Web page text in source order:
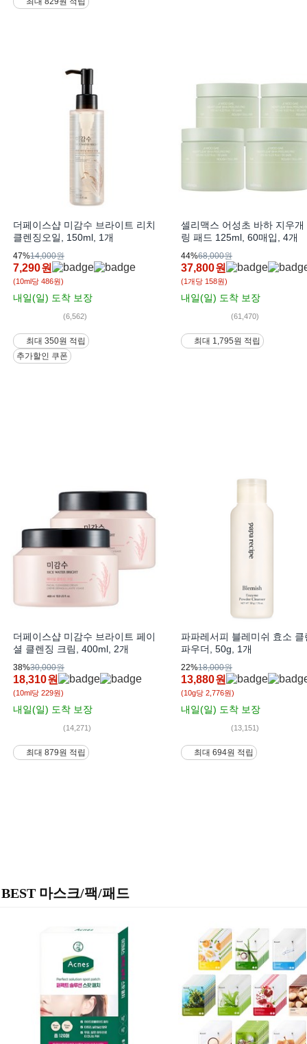
더페이스샵 미감수 브라이트 리치
클렌징오일, 150ml, 1개
47%14,000원
7,290원
(10ml당 486원)
내일(일) 도착 보장
(6,562)
최대 350원 적립
추가할인 쿠폰
셀리맥스 어성초 바하 지우개
링 패드 125ml, 60매입, 4개
44%68,000원
37,800원
(1개당 158원)
내일(일) 도착 보장
(61,470)
최대 1,795원 적립
더페이스샵 미감수 브라이트 페이
셜 클렌징 크림, 400ml, 2개
38%30,000원
18,310원
(10ml당 229원)
내일(일) 도착 보장
(14,271)
최대 879원 적립
파파레서피 블레미쉬 효소 클
파우더, 50g, 1개
22%18,000원
13,880원
(10g당 2,776원)
내일(일) 도착 보장
(13,151)
최대 694원 적립
BEST 마스크/팩/패드